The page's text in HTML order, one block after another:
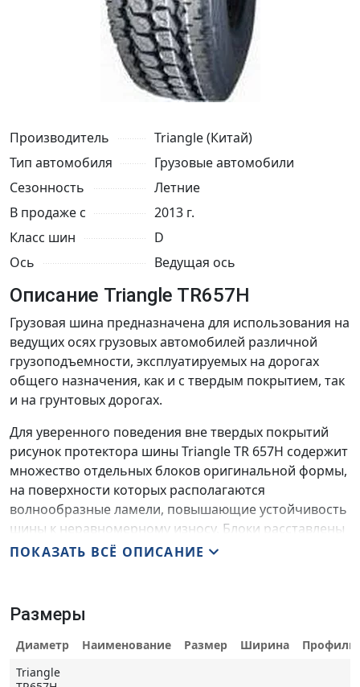
Производитель
Triangle (Китай)
Тип автомобиля
Грузовые автомобили
Сезонность
Летние
В продаже с
2013 г.
Класс шин
D
Ось
Ведущая ось
Описание Triangle TR657H
Грузовая шина предназначена для использования на
ведущих осях грузовых автомобилей различной
грузоподъемности, эксплуатируемых на дорогах
общего назначения, как и с твердым покрытием, так
и на грунтовых дорогах.
Для уверенного поведения вне твердых покрытий
рисунок протектора шины Triangle TR 657H содержит
множество отдельных блоков оригинальной формы,
на поверхности которых располагаются
волнообразные ламели, повышающие устойчивость
шины к неравномерному износу. Блоки расставлены
по протектору шины по двухрядной схеме.
для эффективного удаления из протектора
посторонних предметов, что способствует хорошим
тягово-сцепным характеристикам на грунтовых
покрытиях.
ПОКАЗАТЬ ВСЁ ОПИСАНИЕ
Размеры
Диаметр Наименование Размер Ширина
Профиль
Triangle